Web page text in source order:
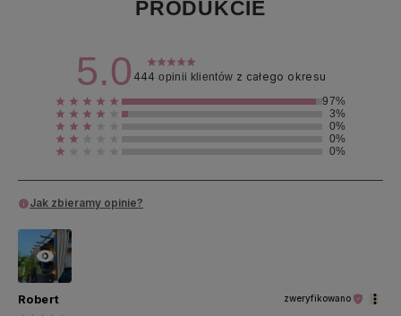
PRODUKCIE
5.0 444 opinii klientów z całego okresu
97%
3%
0%
0%
0%
Jak zbieramy opinie?
Robert zweryfikowano